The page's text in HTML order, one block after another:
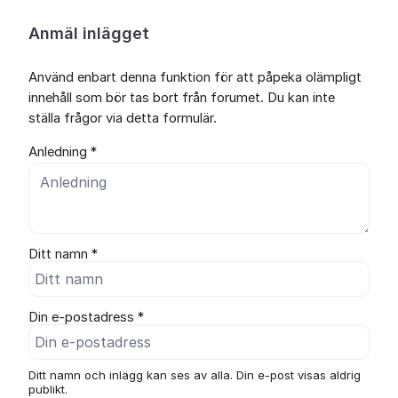
Anmäl inlägget
Använd enbart denna funktion för att påpeka olämpligt
innehåll som bör tas bort från forumet. Du kan inte
ställa frågor via detta formulär.
Anledning *
Ditt namn *
Din e-postadress *
Ditt namn och inlägg kan ses av alla. Din e-post visas aldrig
publikt.